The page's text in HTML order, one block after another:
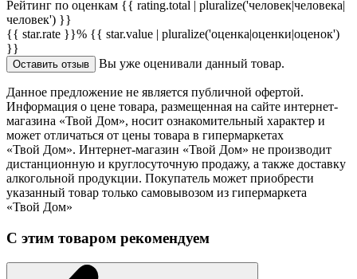
Рейтинг по оценкам {{ rating.total | pluralize('человек|человека|
человек') }}
{{ star.rate }}% {{ star.value | pluralize('оценка|оценки|оценок')
}}
Оставить отзыв Вы уже оценивали данный товар.
Данное предложение не является публичной офертой.
Информация о цене товара, размещенная на сайте интернет-
магазина «Твой Дом», носит ознакомительный характер и
может отличаться от цены товара в гипермаркетах
«Твой Дом». Интернет-магазин «Твой Дом» не производит
дистанционную и круглосуточную продажу, а также доставку
алкогольной продукции. Покупатель может приобрести
указанный товар только самовывозом из гипермаркета
«Твой Дом»
С этим товаром рекомендуем